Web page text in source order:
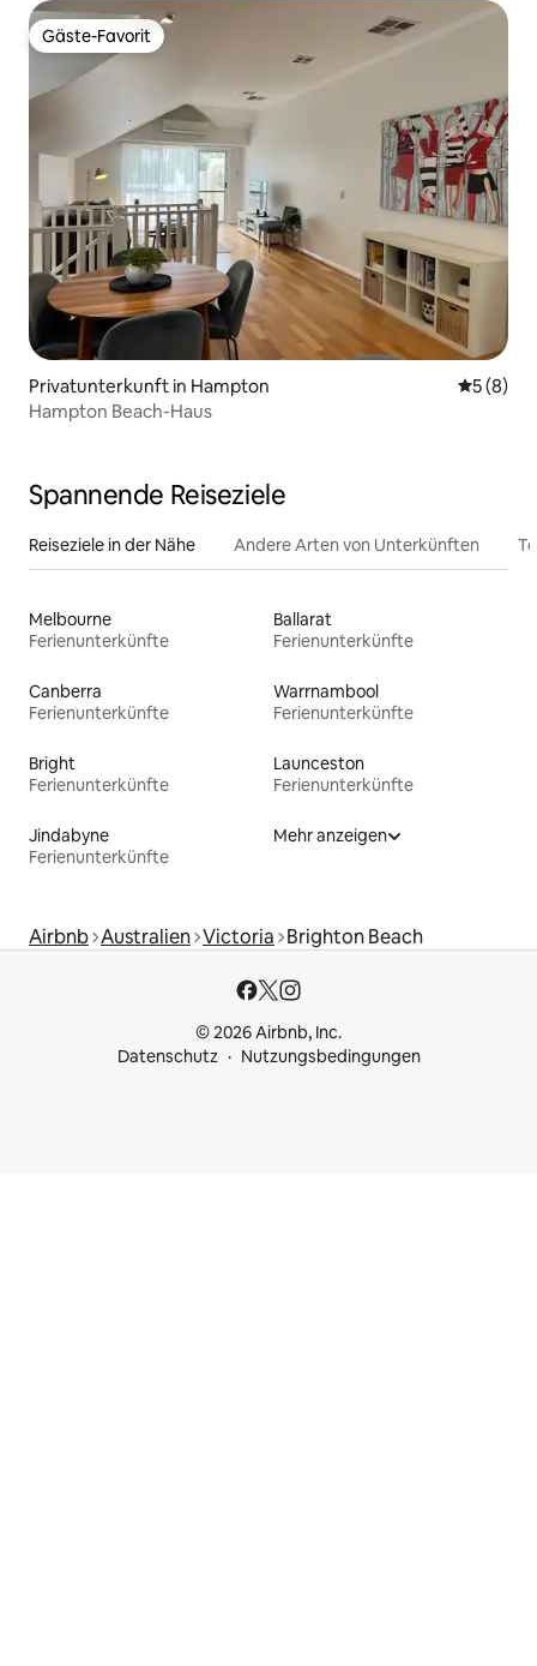
Gäste-Favorit
Gäste-Favorit
Privatunterkunft in Hampton
5 (8)
Hampton Beach-Haus
Spannende Reiseziele
Reiseziele in der Nähe Andere Arten von Unterkünften
Melbourne
Ferienunterkünfte
Ballarat
Ferienunterkünfte
Canberra
Ferienunterkünfte
Warrnambool
Ferienunterkünfte
Bright
Ferienunterkünfte
Launceston
Ferienunterkünfte
Jindabyne
Ferienunterkünfte
Mehr anzeigen
Airbnb Australien Victoria Brighton Beach
© 2026 Airbnb, Inc.
Datenschutz
Nutzungsbedingungen